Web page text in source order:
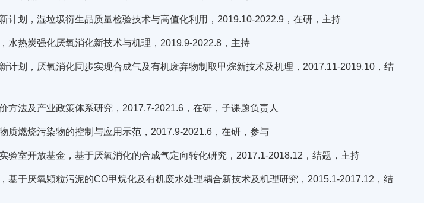
计划，湿垃圾衍生品质量检验技术与高值化利用，2019.10-2022.9，在研，主持
水热炭强化厌氧消化新技术与机理，2019.9-2022.8，主持
计划，厌氧消化同步实现合成气及有机废弃物制取甲烷新技术及机理，2017.11-2019.10，结
方法及产业政策体系研究，2017.7-2021.6，在研，子课题负责人
质燃烧污染物的控制与应用示范，2017.9-2021.6，在研，参与
验室开放基金，基于厌氧消化的合成气定向转化研究，2017.1-2018.12，结题，主持
基于厌氧颗粒污泥的CO甲烷化及有机废水处理耦合新技术及机理研究，2015.1-2017.12，结